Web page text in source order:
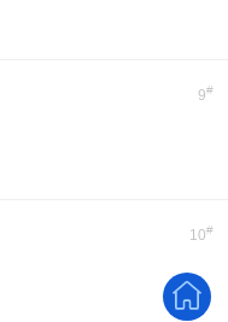
9#
10#